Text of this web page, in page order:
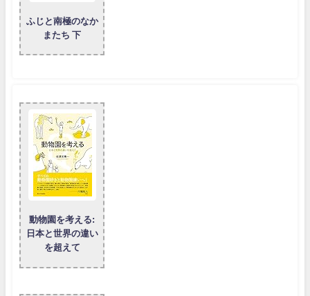
ふじと南極のなか
またち 下
動物園を考える:
日本と世界の違い
を超えて